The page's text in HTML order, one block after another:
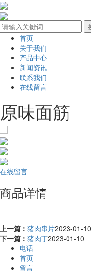
首页
关于我们
产品中心
新闻资讯
联系我们
在线留言
原味面筋
在线留言
商品详情
上一篇： 猪肉串片2023-01-10
下一篇： 猪肉丁2023-01-10
电话
首页
留言